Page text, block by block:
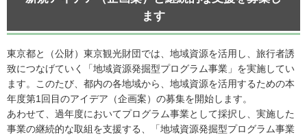
ます
東京都と（公財）東京観光財団では、地域資源を活用し、旅行者誘
致につなげていく「地域資源発掘型プログラム事業」を実施してい
ます。このたび、都内の各地域から、地域資源を活用するための本
年度第1回目のアイデア（企画案）の募集を開始します。
あわせて、過年度においてプログラム事業として採択し、実施した
事業の継続的な取組を支援する、「地域資源発掘型プログラム事業